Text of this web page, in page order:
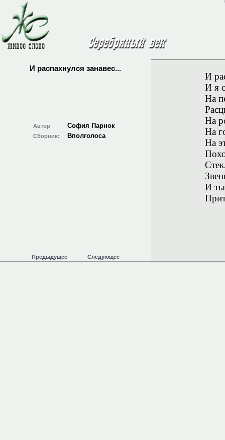
И распахнулся занавес...
Автор София Парнок
Сборник: Вполголоса
Предыдущее Следующее
И
И я
На
На
На
На
И ты